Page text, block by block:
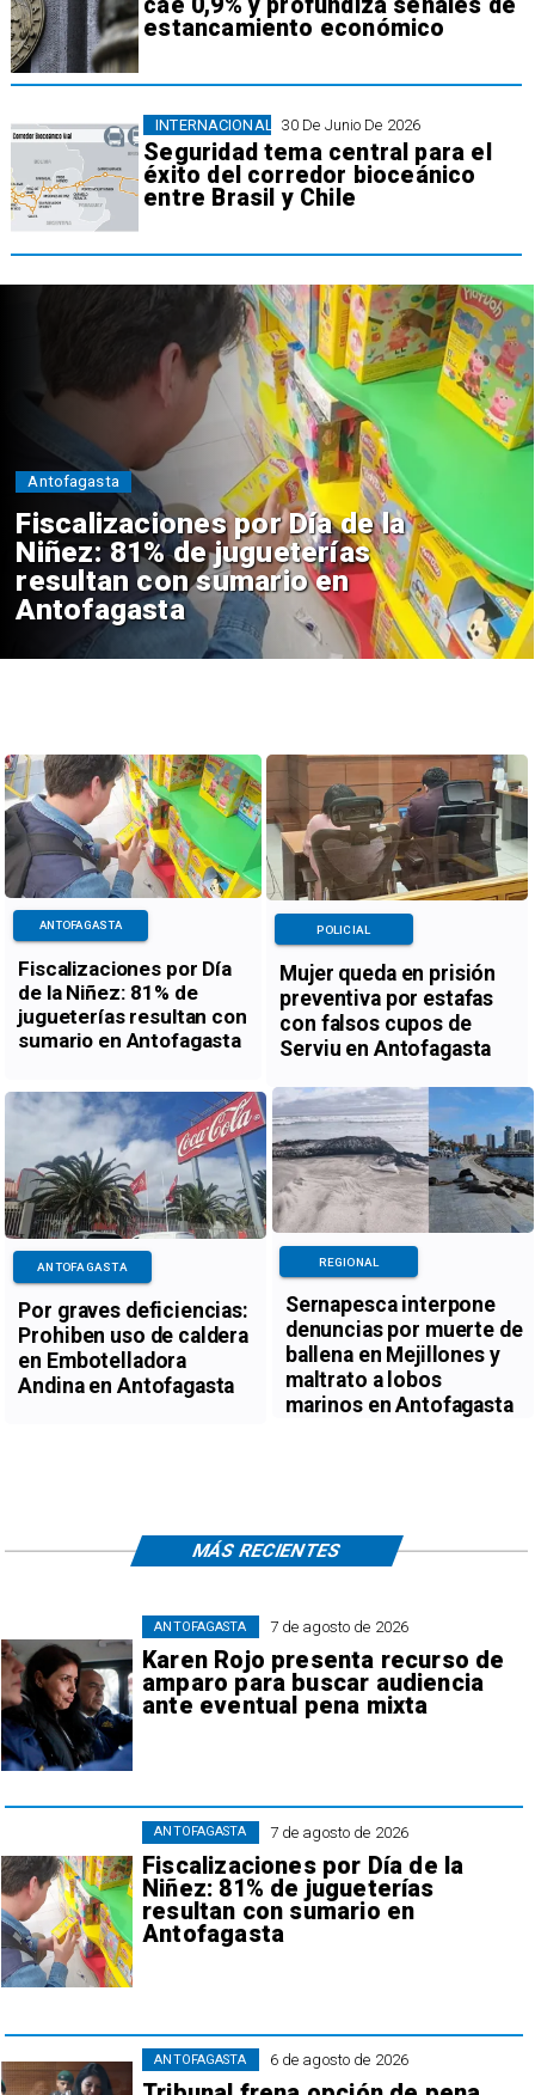
estancamiento económico
30 De Junio De 2026
Seguridad tema central para el
éxito del corredor bioceánico
entre Brasil y Chile
INTERNACIONAL
Fiscalizaciones por Día de la
Niñez: 81% de jugueterías
resultan con sumario en
Antofagasta
Antofagasta
Fiscalizaciones por Día
de la Niñez: 81% de
jugueterías resultan con
sumario en Antofagasta
ANTOFAGASTA
Mujer queda en prisión
preventiva por estafas
con falsos cupos de
Serviu en Antofagasta
POLICIAL
Por graves deficiencias:
Prohiben uso de caldera
en Embotelladora
Andina en Antofagasta
ANTOFAGASTA
Sernapesca interpone
denuncias por muerte de
ballena en Mejillones y
maltrato a lobos
marinos en Antofagasta
REGIONAL
7 de agosto de 2026
Karen Rojo presenta recurso de
amparo para buscar audiencia
ante eventual pena mixta
ANTOFAGASTA
7 de agosto de 2026
Fiscalizaciones por Día de la
Niñez: 81% de jugueterías
resultan con sumario en
Antofagasta
ANTOFAGASTA
6 de agosto de 2026
ANTOFAGASTA
MÁS RECIENTES